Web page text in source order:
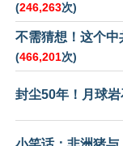
(246,263次)
不需猜想！这个
(466,201次)
封尘50年！月球